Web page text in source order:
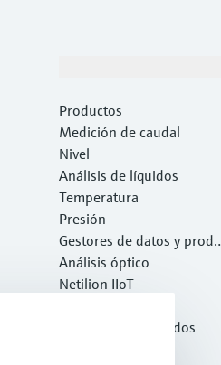
Productos
Medición de caudal
Nivel
Análisis de líquidos
Temperatura
Presión
Gestores de datos y produ
ctos de sistema
Análisis óptico
Netilion IIoT
Productos destacados